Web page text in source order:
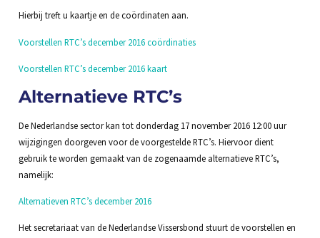
Hierbij treft u kaartje en de coördinaten aan.
Voorstellen RTC’s december 2016 coördinaties
Voorstellen RTC’s december 2016 kaart
Alternatieve RTC’s
De Nederlandse sector kan tot donderdag 17 november 2016 12:00 uur
wijzigingen doorgeven voor de voorgestelde RTC’s. Hiervoor dient
gebruik te worden gemaakt van de zogenaamde alternatieve RTC’s,
namelijk:
Alternatieven RTC’s december 2016
Het secretariaat van de Nederlandse Vissersbond stuurt de voorstellen en